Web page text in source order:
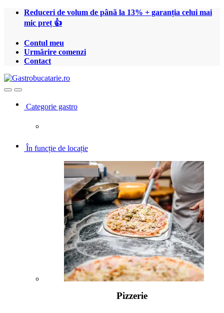
Treci
Treci
Reduceri de volum de până la 13% + garanția celui mai
mic preț 👍
Contul meu
Urmărire comenzi
Contact
OpenClose
Categorie gastro
În funcție de locație
Pizzerie